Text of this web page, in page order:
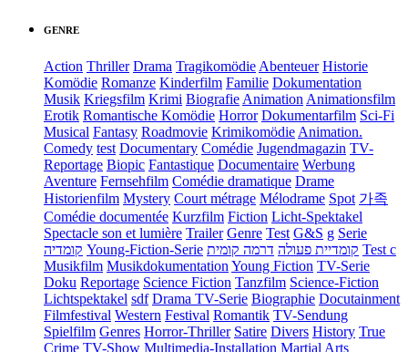
GENRE
Action Thriller Drama Tragikomödie Abenteuer Historie
Komödie Romanze Kinderfilm Familie Dokumentation
Musik Kriegsfilm Krimi Biografie Animation Animationsfilm
Erotik Romantische Komödie Horror Dokumentarfilm Sci-Fi
Musical Fantasy Roadmovie Krimikomödie Animation.
Comedy test Documentary Comédie Jugendmagazin TV-
Reportage Biopic Fantastique Documentaire Werbung
Aventure Fernsehfilm Comédie dramatique Drame
Historienfilm Mystery Court métrage Mélodrame Spot 가족
Comédie documentée Kurzfilm Fiction Licht-Spektakel
Spectacle son et lumière Trailer Genre Test G&S g Serie
קומדיה Young-Fiction-Serie קומדיית פעולה דרמה קומית
Test c
Musikfilm Musikdokumentation Young Fiction TV-Serie
Doku Reportage Science Fiction Tanzfilm Science-Fiction
Lichtspektakel sdf Drama TV-Serie Biographie Docutainment
Filmfestival Western Festival Romantik TV-Sendung
Spielfilm Genres Horror-Thriller Satire Divers History True
Crime TV-Show Multimedia-Installation Martial Arts